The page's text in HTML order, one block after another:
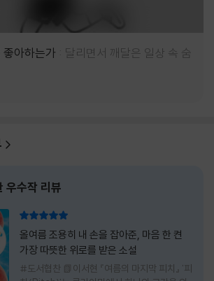
아하는가
달리면서 깨달은 일상 속 숨
우수작 리뷰
올여름 조용히 내 손을 잡아준, 마음 한 켠
가장 따뜻한 위로를 받은 소설
#도서협찬 📗이서현 『여름의 마지막 피치』 '피